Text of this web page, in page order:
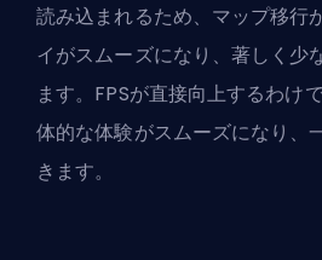
読み込まれるため、マップ移行
イがスムーズになり、著しく少
ます。FPSが直接向上するわけ
体的な体験がスムーズになり、
きます。